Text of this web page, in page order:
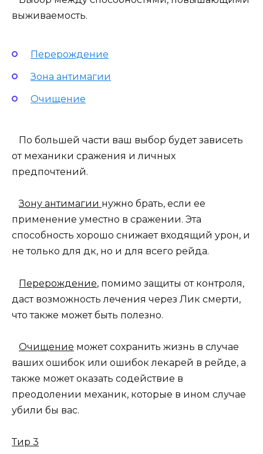
выживаемость.
Перерождение
Зона антимагии
Очищение
По большей части ваш выбор будет зависеть
от механики сражения и личных
предпочтений.
Зону антимагии нужно брать, если ее
применение уместно в сражении. Эта
способность хорошо снижает входящий урон, и
не только для дк, но и для всего рейда.
Перерождение, помимо защиты от контроля,
даст возможность лечения через Лик смерти,
что также может быть полезно.
Очищение может сохранить жизнь в случае
ваших ошибок или ошибок лекарей в рейде, а
также может оказать содействие в
преодолении механик, которые в ином случае
убили бы вас.
Тир 3